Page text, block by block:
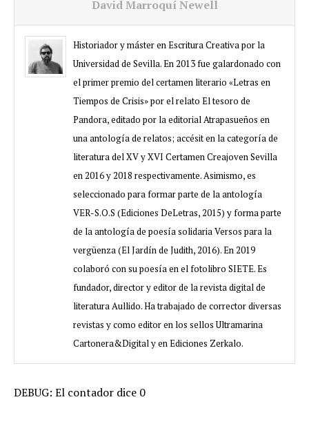
David Marroquí Newell
Historiador y máster en Escritura Creativa por la
Universidad de Sevilla. En 2013 fue galardonado con
el primer premio del certamen literario «Letras en
Tiempos de Crisis» por el relato El tesoro de
Pandora, editado por la editorial Atrapasueños en
una antología de relatos; accésit en la categoría de
literatura del XV y XVI Certamen Creajoven Sevilla
en 2016 y 2018 respectivamente. Asimismo, es
seleccionado para formar parte de la antología
VER-S.O.S (Ediciones DeLetras, 2015) y forma parte
de la antología de poesía solidaria Versos para la
vergüenza (El Jardín de Judith, 2016). En 2019
colaboró con su poesía en el fotolibro SIETE. Es
fundador, director y editor de la revista digital de
literatura Aullido. Ha trabajado de corrector diversas
revistas y como editor en los sellos Ultramarina
Cartonera&Digital y en Ediciones Zerkalo.
DEBUG: El contador dice 0